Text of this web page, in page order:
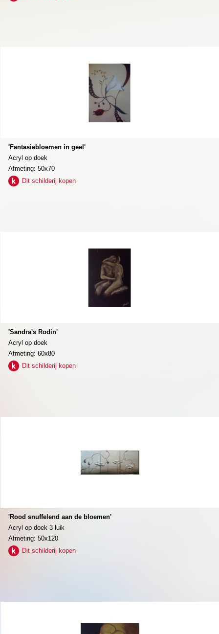
'Fantasiebloemen in geel'
Acryl op doek
Afmeting: 50x70
Dit schilderij kopen
'Sandra's Rodin'
Acryl op doek
Afmeting: 60x80
Dit schilderij kopen
'Rood snuffelend aan de bloemen'
Acryl op doek 3 luik
Afmeting: 50x120
Dit schilderij kopen